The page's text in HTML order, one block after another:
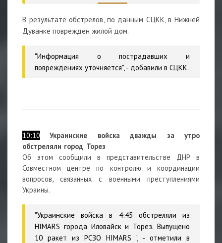
В результате обстрелов, по данным СЦКК, в Нижней
Дуванке поврежден жилой дом.
"Информация о пострадавших и
повреждениях уточняется", - добавили в СЦКК.
10:10
Украинские войска дважды за утро
обстреляли город Торез
Об этом сообщили в представительстве ДНР в
Совместном центре по контролю и координации
вопросов, связанных с военными преступлениями
Украины.
"Украинские войска в 4:45 обстреляли из
HIMARS города Иловайск и Торез. Выпущено
10 ракет из РСЗО HIMARS ", - отметили в